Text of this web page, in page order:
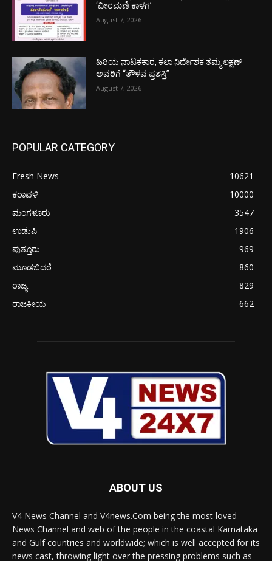
‘ವೀರಮಣಿ ಕಾಳಗ’
August 7, 2026
ಹಿರಿಯ ನಾಟಕಕಾರ, ಕಲಾ ನಿರ್ದೇಶಕ ತಮ್ಮ ಲಕ್ಷಣ್
ಅವರಿಗೆ “ತೌಳವ ಪ್ರಶಸ್ತಿ”
August 7, 2026
POPULAR CATEGORY
Fresh News
10621
ಕರಾವಳಿ
10000
ಮಂಗಳೂರು
3547
ಉಡುಪಿ
1906
ಪುತ್ತೂರು
969
ಮೂಡಬಿದರೆ
860
ರಾಜ್ಯ
829
ರಾಜಕೀಯ
662
ABOUT US
V4 News Channel and V4news.Com being the most loved
News Channel and web of the people in the coastal Karnataka
and Gulf countries and worldwide; which is well accepted for its
news cast, throwing light over the pressing problems such as